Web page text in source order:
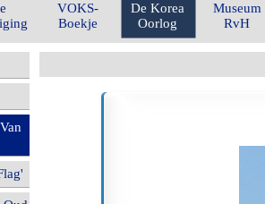
VOKS-
Boekje
De Korea
Oorlog
Museum
RvH